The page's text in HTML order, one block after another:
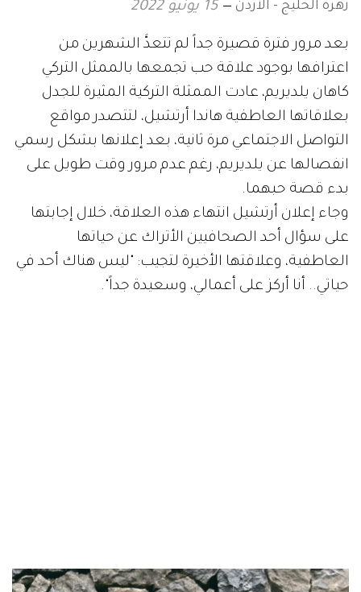
زهرة الخليج - الأردن 15 يونيو 2022
بعد مرور فترة قصيرة جداً لم تتعدَّ الشهرين من
اعترافها بوجود علاقة حب تجمعها بالممثل التركي
كاهان يلديريم، عادت الممثلة التركية المثيرة للجدل
بعلاقاتها العاطفية هاندا أرتشيل، لتتصدر مواقع
التواصل الاجتماعي مرة ثانية، بعد إعلانها بشكل رسمي
انفصالها عن يلديريم، رغم عدم مرور وقت طويل على
بدء قصة حبهما.
وجاء إعلان أرتشيل انتهاء هذه العلاقة، خلال إجابتها
على سؤال أحد الصحافيين الأتراك عن حياتها
العاطفية، وعلاقتها الأخيرة لتجيب: "ليس هناك أحد في
حياتي.. أنا أركز على أعمالي، وسعيدة جداً".